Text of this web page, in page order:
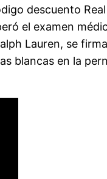
descuento
el examen
Lauren, se
blancas en la